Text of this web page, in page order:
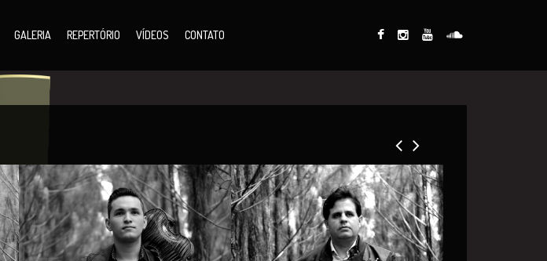
GALERIA REPERTÓRIO VÍDEOS CONTATO
Cuca Moreira
Marcos Scheffel